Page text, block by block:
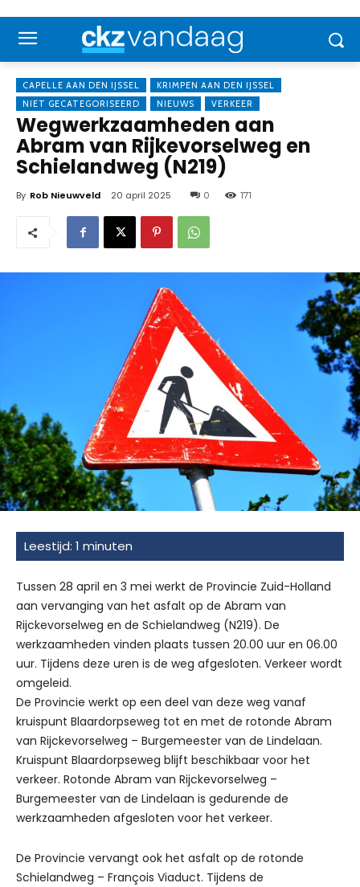
CAPELLE AAN DEN IJSSEL
KRIMPEN AAN DEN IJSSEL
NIET GECATEGORISEERD
NIEUWS VERKEER
Wegwerkzaamheden aan
Abram van Rijkevorselweg en
Schielandweg (N219)
By Rob Nieuwveld 20 april 2025 0 171
Tussen 28 april en 3 mei werkt de Provincie Zuid-Holland
aan vervanging van het asfalt op de Abram van
Rijckevorselweg en de Schielandweg (N219). De
werkzaamheden vinden plaats tussen 20.00 uur en 06.00
uur. Tijdens deze uren is de weg afgesloten. Verkeer wordt
omgeleid.
De Provincie werkt op een deel van deze weg vanaf
kruispunt Blaardorpseweg tot en met de rotonde Abram
van Rijckevorselweg – Burgemeester van de Lindelaan.
Kruispunt Blaardorpseweg blijft beschikbaar voor het
verkeer. Rotonde Abram van Rijckevorselweg –
Burgemeester van de Lindelaan is gedurende de
werkzaamheden afgesloten voor het verkeer.
De Provincie vervangt ook het asfalt op de rotonde
Schielandweg – François Viaduct. Tijdens de